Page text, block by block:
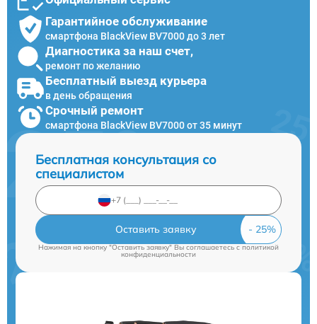
Гарантийное обслуживание
смартфона BlackView BV7000 до 3 лет
Диагностика за наш счет,
ремонт по желанию
Бесплатный выезд курьера
в день обращения
Срочный ремонт
смартфона BlackView BV7000 от 35 минут
Бесплатная консультация со
специалистом
Оставить заявку
Нажимая на кнопку "Оставить заявку" Вы соглашаетесь cполитикой
конфиденциальности